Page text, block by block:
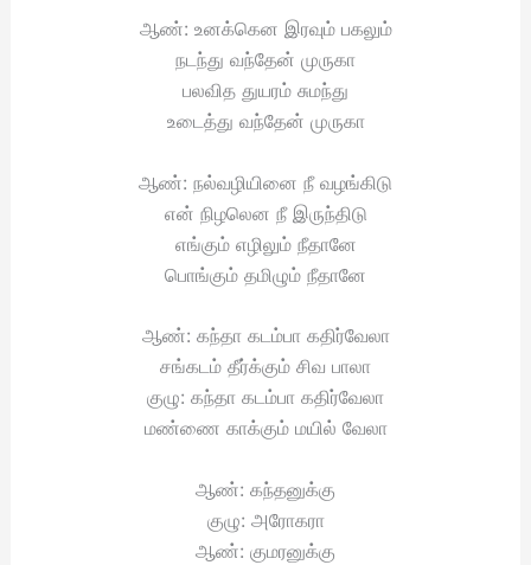
ஆண்: உனக்கென இரவும் பகலும்
நடந்து வந்தேன் முருகா
பலவித துயரம் சுமந்து
உடைத்து வந்தேன் முருகா
ஆண்: நல்வழியினை நீ வழங்கிடு
என் நிழலென நீ இருந்திடு
எங்கும் எழிலும் நீதானே
பொங்கும் தமிழும் நீதானே
ஆண்: கந்தா கடம்பா கதிர்வேலா
சங்கடம் தீர்க்கும் சிவ பாலா
குழு: கந்தா கடம்பா கதிர்வேலா
மண்ணை காக்கும் மயில் வேலா
ஆண்: கந்தனுக்கு
குழு: அரோகரா
ஆண்: குமரனுக்கு